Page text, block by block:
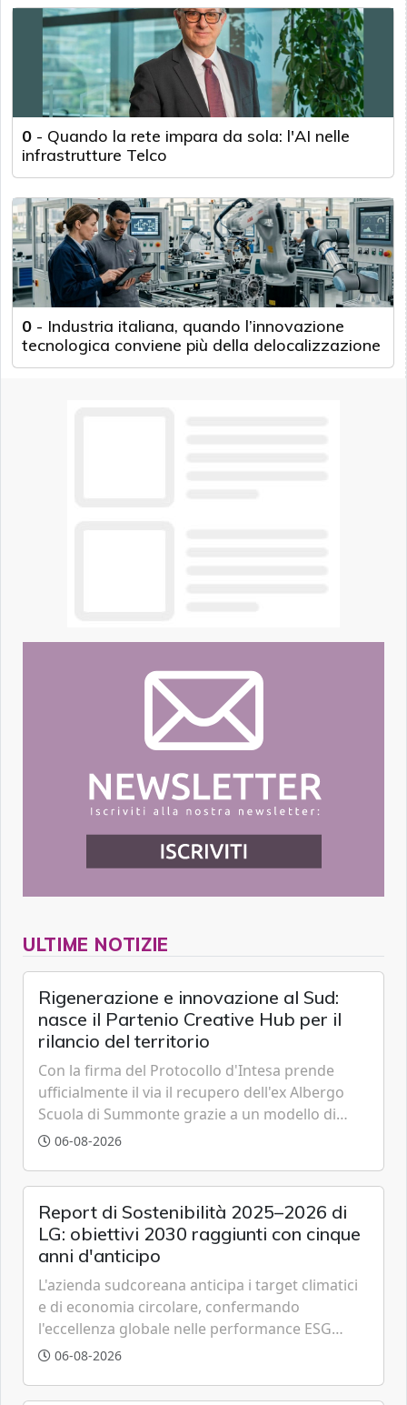
0 - Quando la rete impara da sola: l'AI nelle
infrastrutture Telco
0 - Industria italiana, quando l’innovazione
tecnologica conviene più della delocalizzazione
ULTIME NOTIZIE
Rigenerazione e innovazione al Sud:
nasce il Partenio Creative Hub per il
rilancio del territorio
Con la firma del Protocollo d'Intesa prende
ufficialmente il via il recupero dell'ex Albergo
Scuola di Summonte grazie a un modello di
partenariato pubblico-privato e a una rete di
06-08-2026
Report di Sostenibilità 2025–2026 di
LG: obiettivi 2030 raggiunti con cinque
anni d'anticipo
L'azienda sudcoreana anticipa i target climatici
e di economia circolare, confermando
l'eccellenza globale nelle performance ESG
grazie a innovazione, accessibilità e governance
06-08-2026